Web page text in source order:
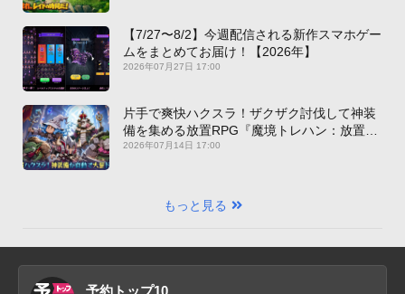
【7/27〜8/2】今週配信される新作スマホゲー
ムをまとめてお届け！【2026年】
2026年07月27日 17:00
片手で爽快ハクスラ！ザクザク討伐して神装
備を集める放置RPG『魔境トレハン：放置で
神装備』【最新作PICKUP】
2026年07月14日 17:00
もっと見る